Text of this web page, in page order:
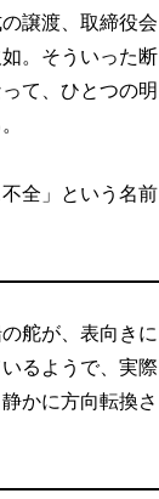
譲渡、取締役会
。そういった断
て、ひとつの明
全」という名前
舵が、表向きに
るようで、実際
かに方向転換さ